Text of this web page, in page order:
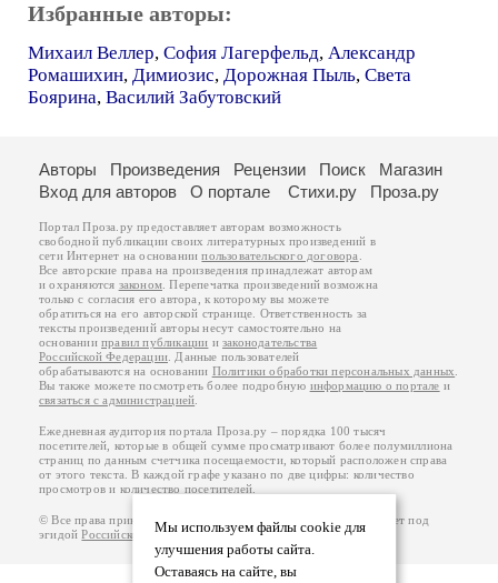
Избранные авторы:
Михаил Веллер, София Лагерфельд, Александр
Ромашихин, Димиозис, Дорожная Пыль, Света
Боярина, Василий Забутовский
Мы используем файлы cookie для
улучшения работы сайта.
Оставаясь на сайте, вы
Авторы Произведения Рецензии Поиск
Магазин
Вход для авторов
О портале Стихи.ру Проза.ру
Портал Проза.ру предоставляет авторам возможность
свободной публикации своих литературных произведений в
сети Интернет на основаниипользовательского договора
Все авторские права на произведения принадлежат авторам
и охраняются законом . Перепечатка произведений возможна
только с согласия его автора, к которому вы можете
обратиться на его авторской странице. Ответственность за
тексты произведений авторы несут самостоятельно на
основанииправил публикации изаконодательства
Российской Федерации . Данные пользователей
обрабатываются на основании Политики обработки персональных данных
Вы также можете посмотреть более подробную информацию о портале и
связаться с администрацией
Ежедневная аудитория портала Проза.ру – порядка 100 тысяч
посетителей, которые в общей сумме просматривают более полумиллиона
страниц по данным счетчика посещаемости, который расположен справа
от этого текста. В каждой графе указано по две цифры: количество
просмотров и количество посетителей.
© Все права принадлежат авторам, 2000-2026. Портал работает под
эгидойРоссийского союза писателей.18+